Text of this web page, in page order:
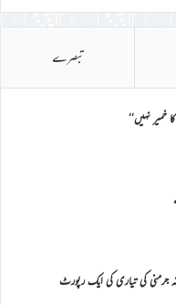
تبصرے
نہیں‘‘